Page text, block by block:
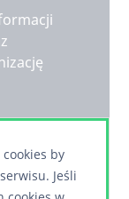
by
Jeśli